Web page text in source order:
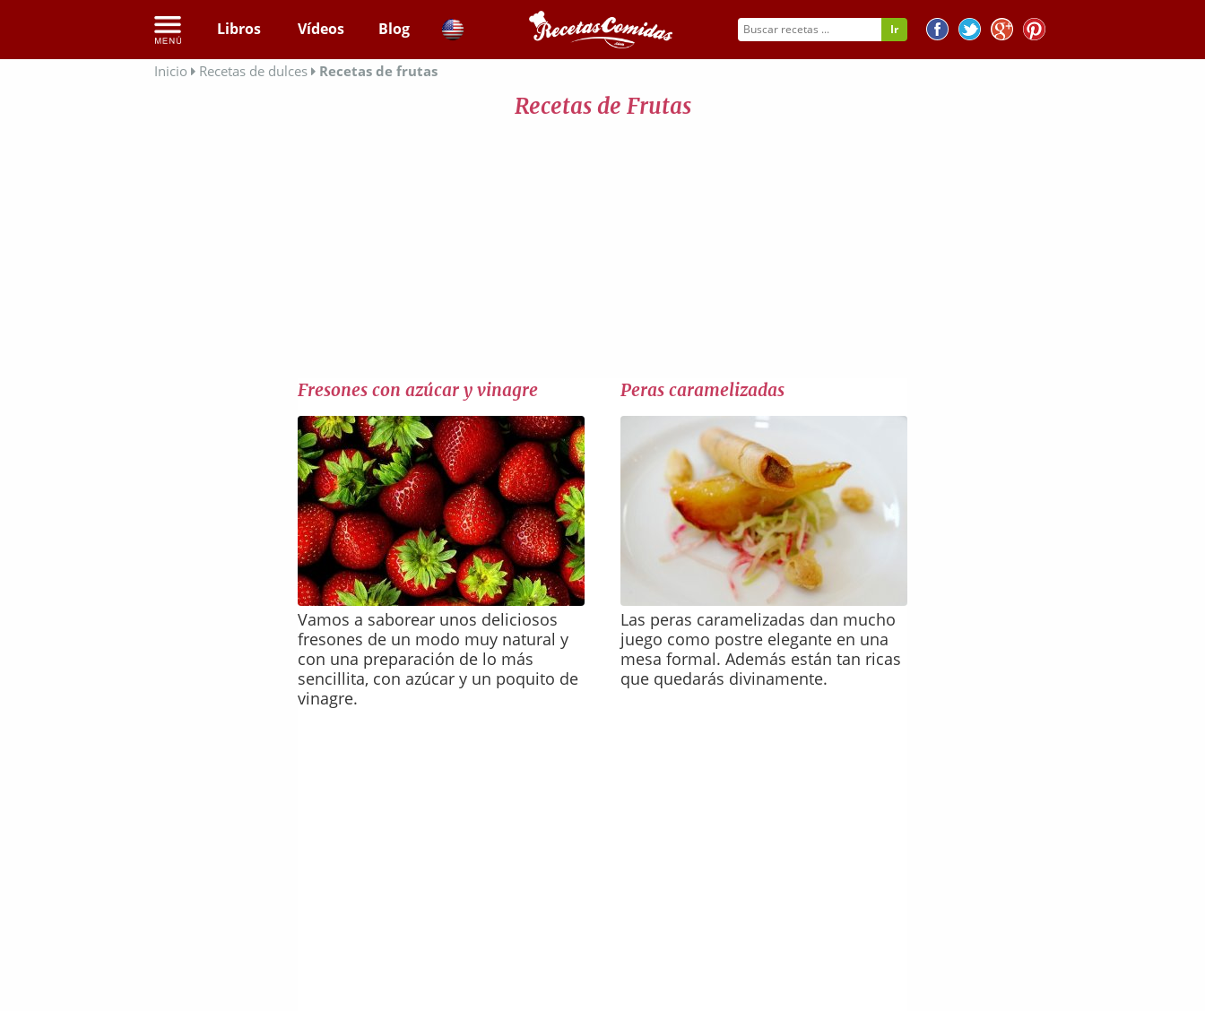
Libros Vídeos Blog
Inicio Recetas de dulces Recetas de frutas
Recetas de Frutas
Fresones con azúcar y vinagre
Vamos a saborear unos deliciosos
fresones de un modo muy natural y
con una preparación de lo más
sencillita, con azúcar y un poquito de
vinagre.
Peras caramelizadas
Las peras caramelizadas dan mucho
juego como postre elegante en una
mesa formal. Además están tan ricas
que quedarás divinamente.